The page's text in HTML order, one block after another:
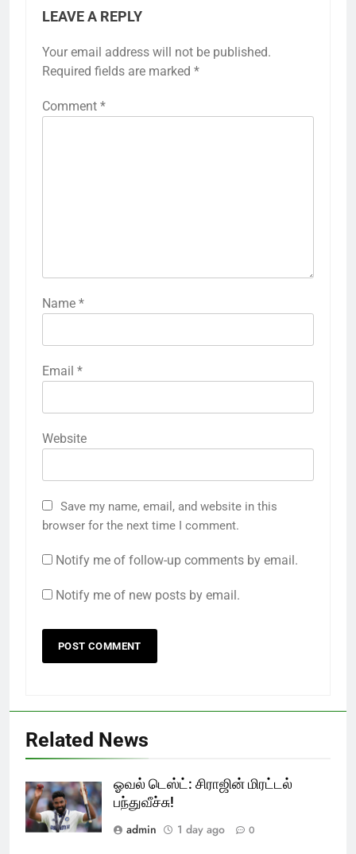
LEAVE A REPLY
Your email address will not be published.
Required fields are marked *
Comment *
Name *
Email *
Website
Save my name, email, and website in this
browser for the next time I comment.
Notify me of follow-up comments by email.
Notify me of new posts by email.
Related News
ஓவல் டெஸ்ட்: சிராஜின் மிரட்டல்
பந்துவீச்சு!
admin
1 day ago 0